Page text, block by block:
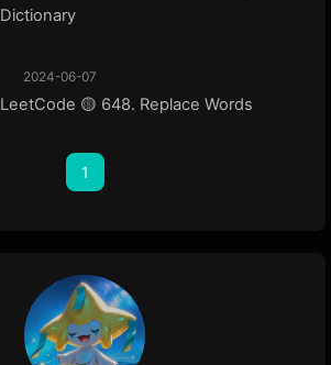
Dictionary
2024-06-07
LeetCode 🟡 648. Replace Words
1